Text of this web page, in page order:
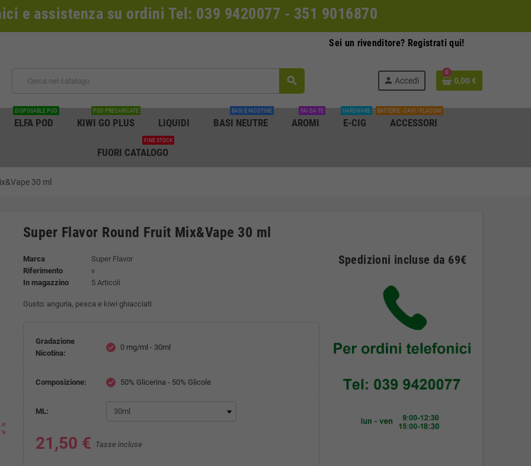
e assistenza su ordini Tel: 039 9420077 - 351 9016870
Sei un rivenditore? Registrati qui!
search person Accedi
0
0,00 €
ELFA POD
DISPOSABLE POD
KIWI GO PLUS
POD PRECARICATE
LIQUIDI BASI NEUTRE
BASI E NICOTINE
AROMI
FAI DA TE
E-CIG
HARDWARE
ACCESSORI
BATTERIE - CAVI - FLACONI
FUORI CATALOGO
FINE STOCK
30 ml
Super Flavor Round Fruit Mix&Vape 30 ml
Marca
Super Flavor
Riferimento
v
In magazzino
5 Articoli
Gusto: anguria, pesca e kiwi ghiacciati
Gradazione
Nicotina:
check 0 mg/ml - 30ml
Composizione: check 50% Glicerina - 50% Glicole
ML:
21,50 € Tasse incluse
Spedizioni incluse da 69€